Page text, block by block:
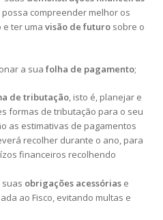
compreender melhor os
e ter umavisão de futuro sobre o
a suafolha de pagamento;
de tributação, isto é, planejar e
formas de tributação para o seu
as estimativas de pagamentos
recolher durante o ano, para
financeiros recolhendo
suas obrigações acessórias e
ao Fisco, evitando multas e